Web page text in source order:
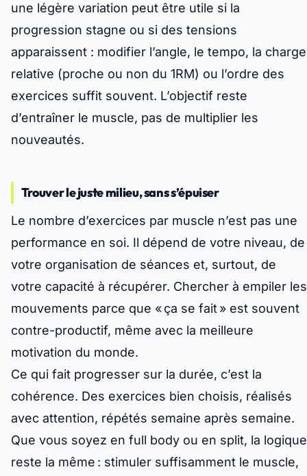
une légère variation peut être utile si la
progression stagne ou si des tensions
apparaissent : modifier l’angle, le tempo, la charge
relative (proche ou non du 1RM) ou l’ordre des
exercices suffit souvent. L’objectif reste
d’entraîner le muscle, pas de multiplier les
nouveautés.
Trouver le juste milieu, sans s’épuiser
Le nombre d’exercices par muscle n’est pas une
performance en soi. Il dépend de votre niveau, de
votre organisation de séances et, surtout, de
votre capacité à récupérer. Chercher à empiler les
mouvements parce que « ça se fait » est souvent
contre-productif, même avec la meilleure
motivation du monde.
Ce qui fait progresser sur la durée, c’est la
cohérence. Des exercices bien choisis, réalisés
avec attention, répétés semaine après semaine.
Que vous soyez en full body ou en split, la logique
reste la même : stimuler suffisamment le muscle,